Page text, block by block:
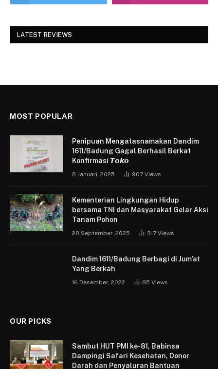
LATEST REVIEWS
MOST POPULAR
Penipuan Mengatasnamakan Dandim
1611/Badung Gagal Berhasil Berkat
Konfirmasi 𝙏𝙤𝙠𝙤
8 Januari, 2025 907 Views
Kementerian Lingkungan Hidup
bersama TNI dan Masyarakat Gelar Aksi
Tanam Pohon
28 September, 2025 317 Views
Dandim 1611/Badung Berbagi di Jum’at
Yang Berkah
16 Desember, 2022 85 Views
OUR PICKS
Sambut HUT PMI ke-81, Babinsa
Dampingi Safari Kesehatan, Donor
Darah dan Penyaluran Bantuan